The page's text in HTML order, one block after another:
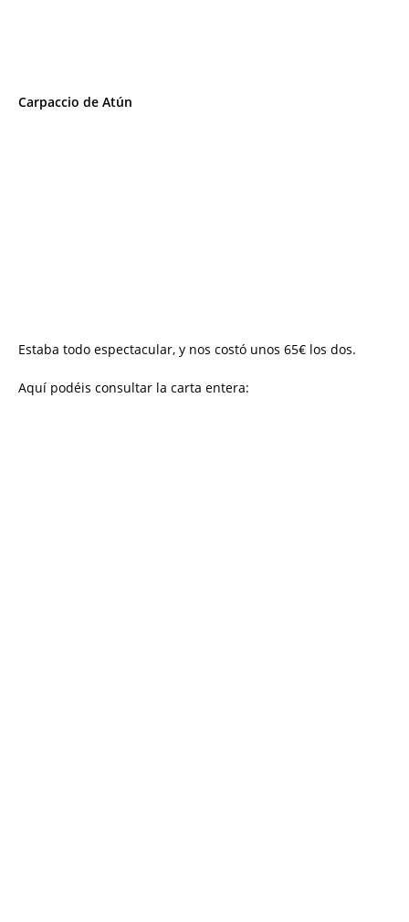
Carpaccio de Atún
Estaba todo espectacular, y nos costó unos 65€ los dos.
Aquí podéis consultar la carta entera: